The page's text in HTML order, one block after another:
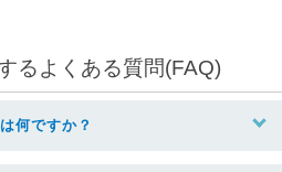
るよくある質問(FAQ)
何ですか？